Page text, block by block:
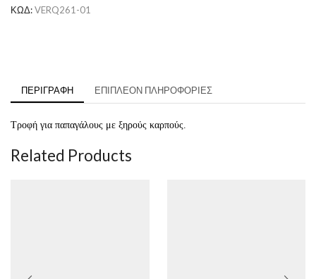
ΚΩΔ:VERQ261-01
ΠΕΡΙΓΡΑΦΉ ΕΠΙΠΛΈΟΝ ΠΛΗΡΟΦΟΡΊΕΣ
Τροφή για παπαγάλους με ξηρούς καρπούς.
Related Products